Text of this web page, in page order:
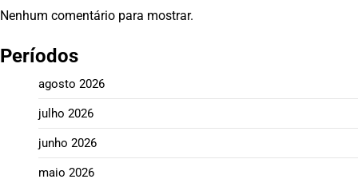
Nenhum comentário para mostrar.
Períodos
agosto 2026
julho 2026
junho 2026
maio 2026